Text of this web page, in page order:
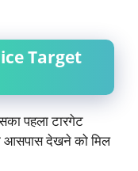
Target
पहला टारगेट
आसपास देखने को मिल